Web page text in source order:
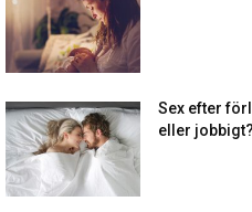
Sex efter
eller jobbigt?